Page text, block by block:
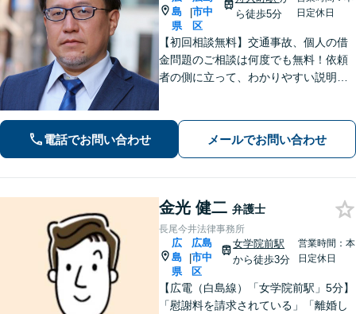
島
県
|市中
区
ら徒歩5分
日定休日
【初回相談無料】交通事故、個人の借
金問題のご相談は何度でも無料！依頼
者の側に立って、わかりやすい説明を
軽にご相談ください【WEB面談可】
【広島電鉄舟入町駅・土橋駅徒歩5分】
電話でお問い合わせ メールでお問い合わせ
金光 健二 弁護士
長尾今井法律事務所
広
島
県
|
広島
市中
区
女学院前駅
から徒歩3分
営業時間：本
日定休日
【広電（白島線）「女学院前駅」5分】
「慰謝料を請求されている」「離婚し